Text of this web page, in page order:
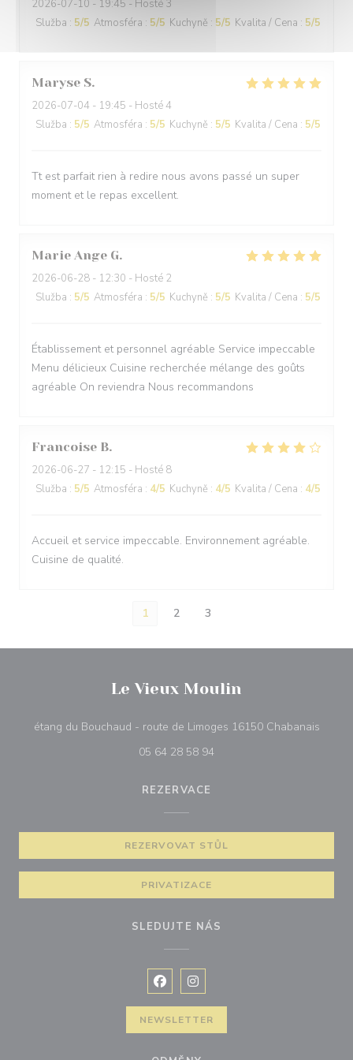
2026-07-10 - 19:45 - Hosté 3
Služba : 5/5 Atmosféra : 5/5 Kuchyně : 5/5 Kvalita / Cena : 5/5
Maryse S
2026-07-04 - 19:45 - Hosté 4
Služba : 5/5 Atmosféra : 5/5 Kuchyně : 5/5 Kvalita / Cena : 5/5
Tt est parfait rien à redire nous avons passé un super
moment et le repas excellent.
Marie Ange G
2026-06-28 - 12:30 - Hosté 2
Služba : 5/5 Atmosféra : 5/5 Kuchyně : 5/5 Kvalita / Cena : 5/5
Établissement et personnel agréable Service impeccable
Menu délicieux Cuisine recherchée mélange des goûts
agréable On reviendra Nous recommandons
Francoise B
2026-06-27 - 12:15 - Hosté 8
Služba : 5/5 Atmosféra : 4/5 Kuchyně : 4/5 Kvalita / Cena : 4/5
Accueil et service impeccable. Environnement agréable.
Cuisine de qualité.
1 2 3
Le Vieux Moulin
étang du Bouchaud - route de Limoges 16150 Chabanais
05 64 28 58 94
REZERVACE
REZERVOVAT STŮL
PRIVATIZACE
SLEDUJTE NÁS
Facebook ((otevře se v novém
Instagram ((otevře se v
NEWSLETTER